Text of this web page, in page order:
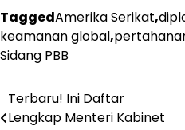
TaggedAmerika Serikat,
keamanan global,
Sidang PBB
Post
Terbaru! Ini Daftar
Lengkap Menteri Kabinet